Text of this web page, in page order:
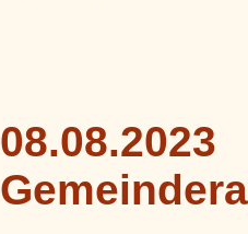
08.08.2023